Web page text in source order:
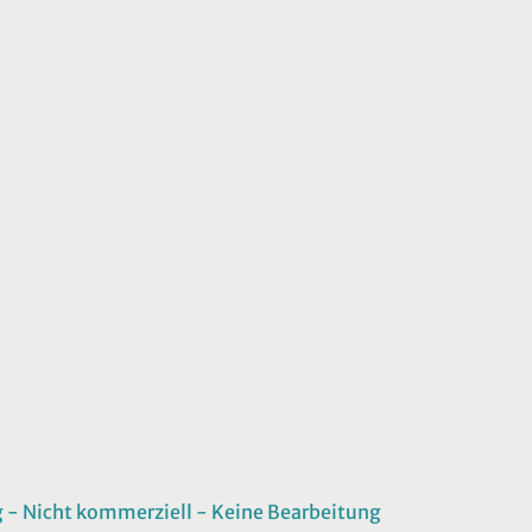
- Nicht kommerziell - Keine Bearbeitung